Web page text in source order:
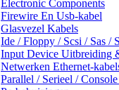
Electronic Components
Firewire En Usb-kabel
Glasvezel Kabels
Ide / Floppy / Scsi / Sas /
Input Device Uitbreiding
Netwerken Ethernet-
Parallel / Serieel /